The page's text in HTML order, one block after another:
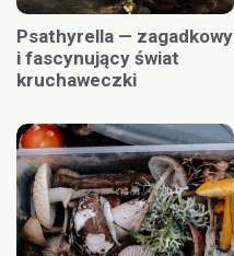
Psathyrella — zagadkowy
i fascynujący świat
kruchaweczki